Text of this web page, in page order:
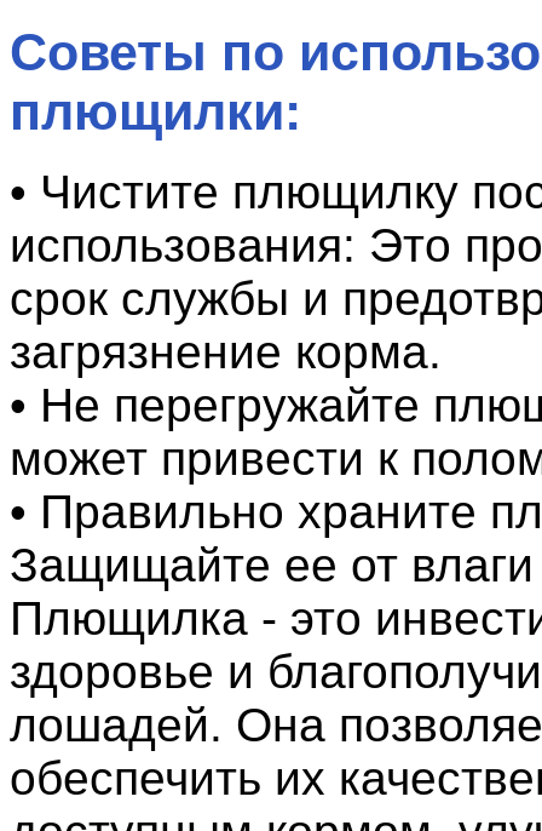
Советы по
плющилки:
• Чистите плющилку
использования: Это
срок службы и
загрязнение корма.
• Не перегружайте
может привести к
• Правильно храните
Защищайте ее от
Плющилка - это
здоровье и
лошадей. Она
обеспечить их